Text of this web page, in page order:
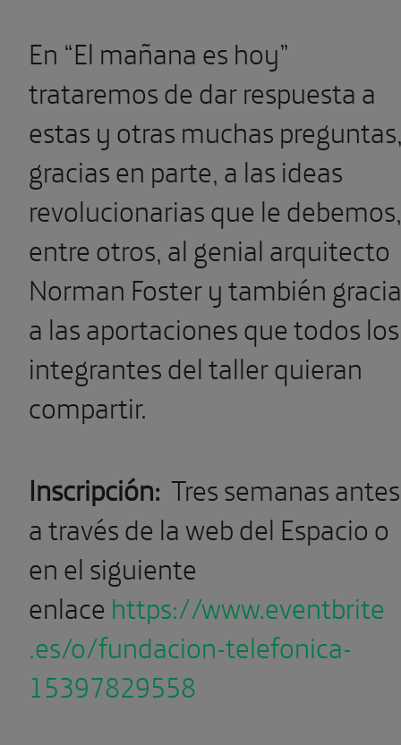
En “El mañana es hoy”
trataremos de dar respuesta a
estas y otras muchas
gracias en parte, a las ideas
revolucionarias que le debemos,
entre otros, al genial arquitecto
Norman Foster y también
a las aportaciones que todos los
integrantes del taller quieran
compartir.
Inscripción: Tres semanas antes
a través de la web del Espacio o
en el siguiente
enlace https://www.eventbrite
.es/o/fundacion-telefonica-
15397829558